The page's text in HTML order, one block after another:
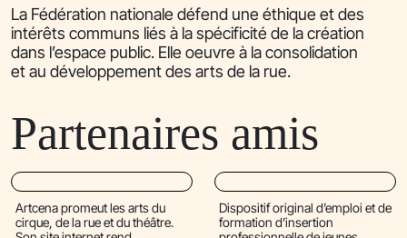
La Fédération nationale défend une éthique et des
intérêts communs liés à la spécificité de la création
dans l’espace public. Elle oeuvre à la consolidation
et au développement des arts de la rue.
Partenaires amis
Artcena promeut les arts du
cirque, de la rue et du théâtre.
Dispositif original d’emploi et de
formation d’insertion